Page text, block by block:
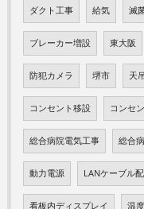
ダクト工事 給気 滅
ブレーカー増設 東大阪
防犯カメラ 堺市 天
コンセント移設 コンセ
総合病院電気工事 総合
動力電源 LANケーブル
看板内ディスプレイ 温